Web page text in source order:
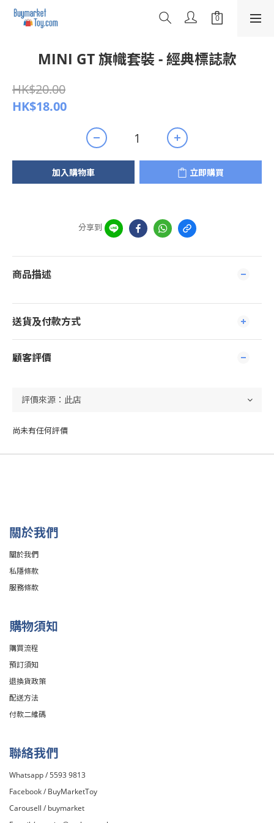
MINI GT 旗幟套裝 - 經典標誌款
HK$20.00
HK$18.00
加入購物車 立即購買
分享到
商品描述
送貨及付款方式
顧客評價
尚未有任何評價
關於我們
關於我們
私隱條款
服務條款
購物須知
購買流程
預訂須知
退換貨政策
配送方法
付款二維碼
聯絡我們
Whatsapp / 5593 9813
Facebook / BuyMarketToy
Carousell / buymarket